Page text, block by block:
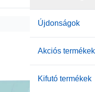
Újdonságok
Akciós termékek
Kifutó termékek